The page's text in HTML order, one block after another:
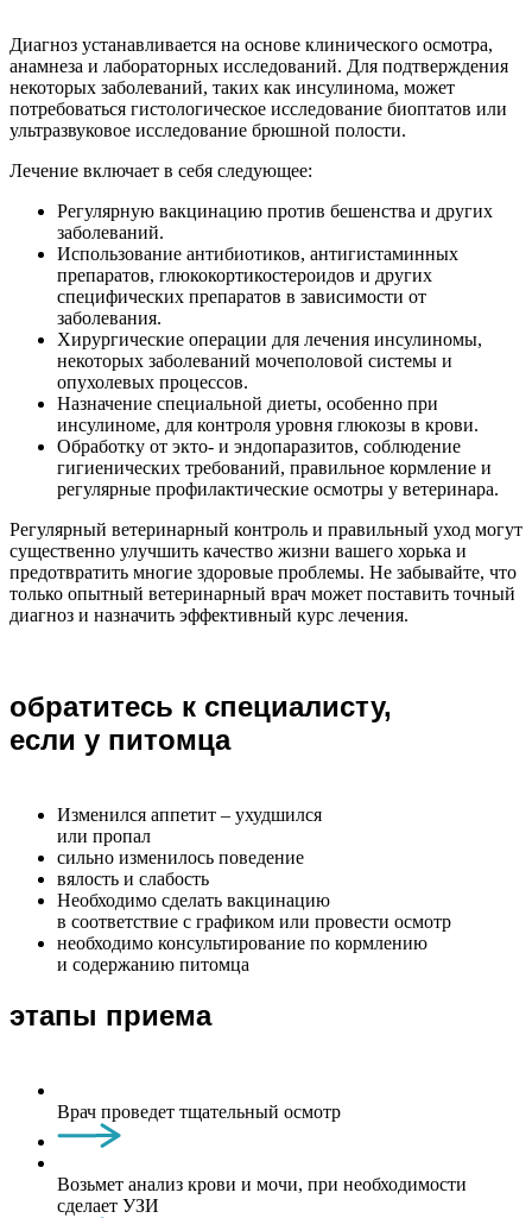
Диагноз устанавливается на основе клинического осмотра,
анамнеза и лабораторных исследований. Для подтверждения
некоторых заболеваний, таких как инсулинома, может
потребоваться гистологическое исследование биоптатов или
ультразвуковое исследование брюшной полости.
Лечение включает в себя следующее:
Регулярную вакцинацию против бешенства и других
заболеваний.
Использование антибиотиков, антигистаминных
препаратов, глюкокортикостероидов и других
специфических препаратов в зависимости от
заболевания.
Хирургические операции для лечения инсулиномы,
некоторых заболеваний мочеполовой системы и
опухолевых процессов.
Назначение специальной диеты, особенно при
инсулиноме, для контроля уровня глюкозы в крови.
Обработку от экто- и эндопаразитов, соблюдение
гигиенических требований, правильное кормление и
регулярные профилактические осмотры у ветеринара.
Регулярный ветеринарный контроль и правильный уход могут
существенно улучшить качество жизни вашего хорька и
предотвратить многие здоровые проблемы. Не забывайте, что
только опытный ветеринарный врач может поставить точный
диагноз и назначить эффективный курс лечения.
обратитесь к специалисту,
если у питомца
Изменился аппетит – ухудшился
или пропал
сильно изменилось поведение
вялость и слабость
Необходимо сделать вакцинацию
в соответствие с графиком или провести осмотр
необходимо консультирование по кормлению
и содержанию питомца
этапы приема
Врач проведет тщательный осмотр
Возьмет анализ крови и мочи, при необходимости
сделает УЗИ